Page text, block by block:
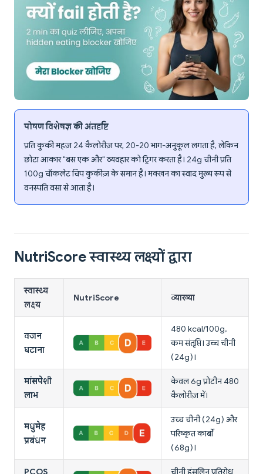
पोषण विशेषज्ञ की अंतर्दृष्टि
प्रति कुकी महज़ 24 कैलोरीज़ पर, 20-20 भाग-अनुकूल लगता है, लेकिन
छोटा आकार "बस एक और" व्यवहार को ट्रिगर करता है। 24g चीनी प्रति
100g चॉकलेट चिप कुकीज़ के समान है। मक्खन का स्वाद मुख्य रूप से
वनस्पति वसा से आता है।
NutriScore स्वास्थ्य लक्ष्यों द्वारा
स्वास्थ्य
लक्ष्य
NutriScore व्याख्या
वजन
घटाना
480 kcal/100g,
कम संतृप्ति। उच्च चीनी
(24g)।
मांसपेशी
लाभ
केवल 6g प्रोटीन 480
कैलोरीज़ में।
मधुमेह
प्रबंधन
उच्च चीनी (24g) और
परिष्कृत कार्बो
(68g)।
PCOS चीनी इंसुलिन प्रतिरोध